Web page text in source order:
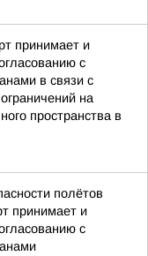
принимает и
с
в связи с
на
пространства в
полётов
принимает и
с